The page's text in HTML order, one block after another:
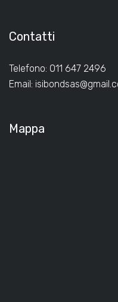
Contatti
Telefono: 011 647 2496
Email:
Mappa